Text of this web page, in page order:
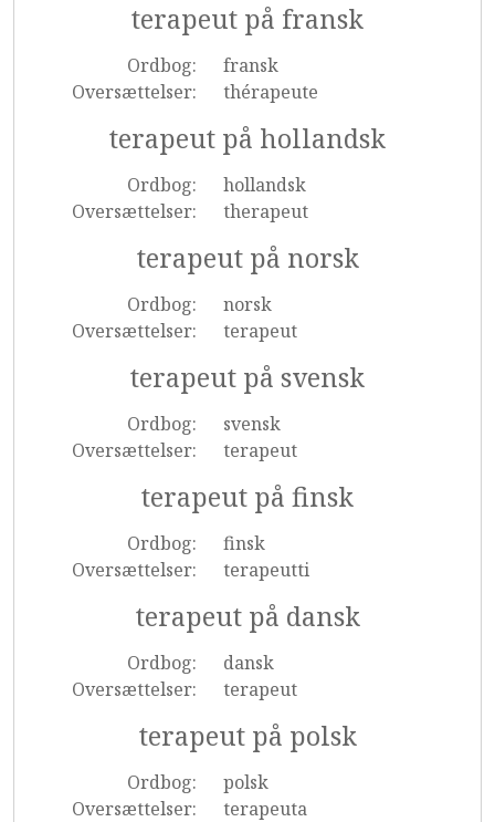
terapeut på fransk
Ordbog:
fransk
Oversættelser:
thérapeute
terapeut på hollandsk
Ordbog:
hollandsk
Oversættelser:
therapeut
terapeut på norsk
Ordbog:
norsk
Oversættelser:
terapeut
terapeut på svensk
Ordbog:
svensk
Oversættelser:
terapeut
terapeut på finsk
Ordbog:
finsk
Oversættelser:
terapeutti
terapeut på dansk
Ordbog:
dansk
Oversættelser:
terapeut
terapeut på polsk
Ordbog:
polsk
Oversættelser:
terapeuta